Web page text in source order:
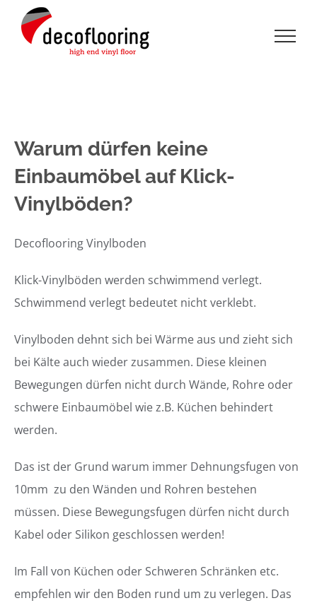
Inhalt
Warum dürfen keine
Einbaumöbel auf Klick-
Vinylböden?
Decoflooring Vinylboden
Klick-Vinylböden werden schwimmend verlegt.
Schwimmend verlegt bedeutet nicht verklebt.
Vinylboden dehnt sich bei Wärme aus und zieht sich
bei Kälte auch wieder zusammen. Diese kleinen
Bewegungen dürfen nicht durch Wände, Rohre oder
schwere Einbaumöbel wie z.B. Küchen behindert
werden.
Das ist der Grund warum immer Dehnungsfugen von
10mm zu den Wänden und Rohren bestehen
müssen. Diese Bewegungsfugen dürfen nicht durch
Kabel oder Silikon geschlossen werden!
Im Fall von Küchen oder Schweren Schränken etc.
empfehlen wir den Boden rund um zu verlegen. Das